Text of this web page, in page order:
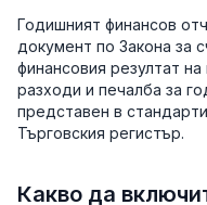
Годишният финансов
документ по Закона за
финансовия резултат
разходи и печалба за
представен в
Търговския регистър.
Какво да